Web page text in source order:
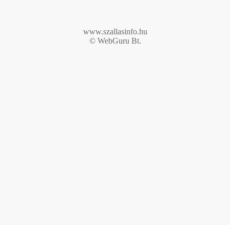
www.szallasinfo.hu
© WebGuru Bt.